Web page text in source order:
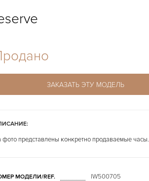
ЗАКАЗАТЬ ЭТУ МОДЕЛЬ
фото представлены конкретно продаваемые часы.
МОДЕЛИ/REF. IW500705